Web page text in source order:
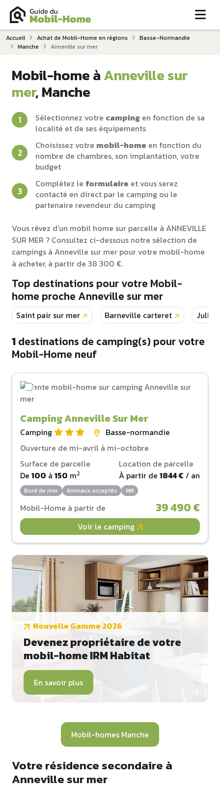
Accueil Achat de Mobil-Home en régions
Basse-Normandie
Manche
Anneville sur mer
Mobil-home àAnneville sur
mer, Manche
Sélectionnez votre camping en fonction de sa
localité et de ses équipements
Choisissez votre mobil-home en fonction du
nombre de chambres, son implantation, votre
budget
Complétez le formulaire et vous serez
contacté en direct par le camping ou le
partenaire revendeur du camping
Vous rêvez d’un mobil home sur parcelle à ANNEVILLE
SUR MER ? Consultez ci-dessous notre sélection de
campings à Anneville sur mer pour votre mobil-home
à acheter, à partir de 38 300 €.
Top destinations pour votre Mobil-
home proche Anneville sur mer
Saint pair sur mer Barneville carteret
1destinations de camping(s) pour votre
Mobil-Home neuf
Camping Anneville Sur Mer
Camping
Basse-normandie
Ouverture de mi-avril à mi-octobre
Surface de parcelle
De 100 à 150 m2
Location de parcelle
À partir de 1844 € / an
Bord de mer Animaux acceptés Wifi
Mobil-Home à partir de 39 490 €
Voir le camping
Nouvelle Gamme 2026
Devenez propriétaire de votre
mobil-home IRM Habitat
En savoir plus
Mobil-homes Manche
Votre résidence secondaire à
Anneville sur mer